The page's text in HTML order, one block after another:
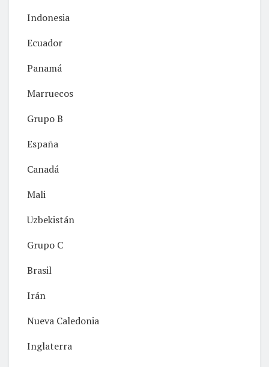
Indonesia
Ecuador
Panamá
Marruecos
Grupo B
España
Canadá
Mali
Uzbekistán
Grupo C
Brasil
Irán
Nueva Caledonia
Inglaterra